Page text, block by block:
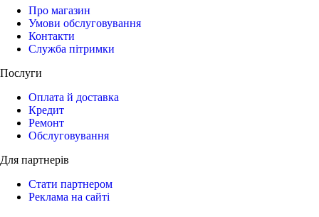
Про магазин
Умови обслуговування
Контакти
Служба пітримки
Послуги
Оплата й доставка
Кредит
Ремонт
Обслуговування
Для партнерів
Стати партнером
Реклама на сайті